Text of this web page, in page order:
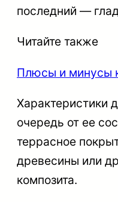
последний —
Читайте также
Плюсы и минусы
Характеристики
очередь от ее
террасное
древесины или
композита.